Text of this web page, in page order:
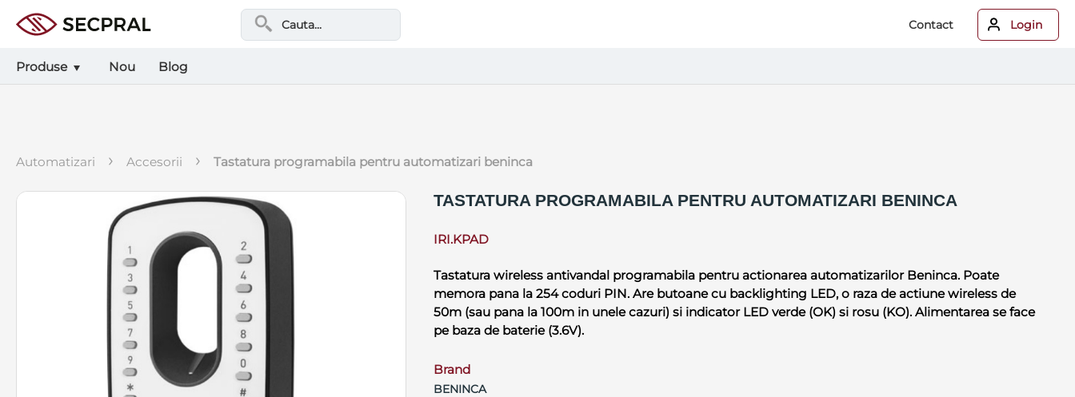
Contact Login
Produse Nou Blog
automatizari › accesorii › tastatura programabila pentru automatizari beninca
TASTATURA PROGRAMABILA PENTRU AUTOMATIZARI BENINCA
IRI.KPAD
Tastatura wireless antivandal programabila pentru actionarea automatizarilor Beninca. Poate
memora pana la 254 coduri PIN. Are butoane cu backlighting LED, o raza de actiune wireless de
50m (sau pana la 100m in unele cazuri) si indicator LED verde (OK) si rosu (KO). Alimentarea se face
pe baza de baterie (3.6V).
Brand
BENINCA